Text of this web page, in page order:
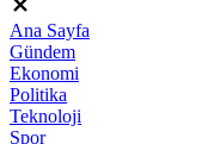
Ana Sayfa
Gündem
Ekonomi
Politika
Teknoloji
Spor